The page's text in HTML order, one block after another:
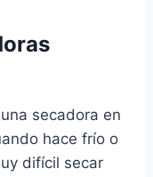
secadora en
hace frío o
difícil secar